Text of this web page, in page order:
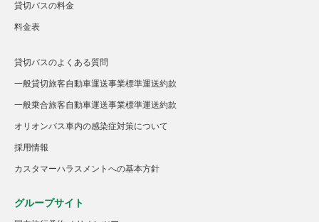
貸切バスの料金
料金表
貸切バスのよくある質問
一般貸切旅客自動車運送事業標準運送約款
一般乗合旅客自動車運送事業標準運送約款
オリオンバス車内の感染症対策について
採用情報
カスタマーハラスメントへの基本方針
グループサイト